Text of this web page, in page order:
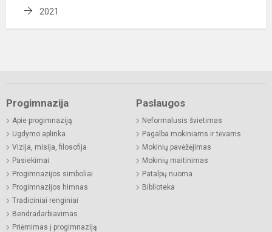
2021
Progimnazija
Apie progimnaziją
Ugdymo aplinka
Vizija, misija, filosofija
Pasiekimai
Progimnazijos simboliai
Progimnazijos himnas
Tradiciniai renginiai
Bendradarbiavimas
Priėmimas į progimnaziją
Paslaugos
Neformalusis švietimas
Pagalba mokiniams ir tėvams
Mokinių pavėžėjimas
Mokinių maitinimas
Patalpų nuoma
Biblioteka